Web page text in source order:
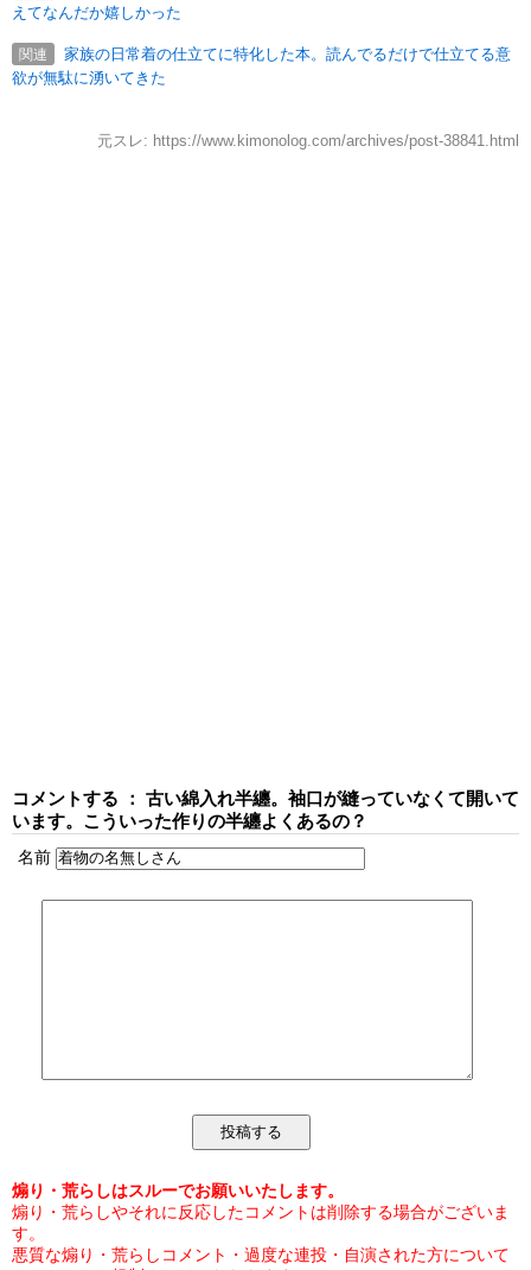
えてなんだか嬉しかった
関連
家族の日常着の仕立てに特化した本。読んでるだけで仕立てる意
欲が無駄に湧いてきた
元スレ: https://www.kimonolog.com/archives/post-38841.html
コメントする ： 古い綿入れ半纏。袖口が縫っていなくて開いて
います。こういった作りの半纏よくあるの？
名前
煽り・荒らしはスルーでお願いいたします。
煽り・荒らしやそれに反応したコメントは削除する場合がございま
す。
悪質な煽り・荒らしコメント・過度な連投・自演された方について